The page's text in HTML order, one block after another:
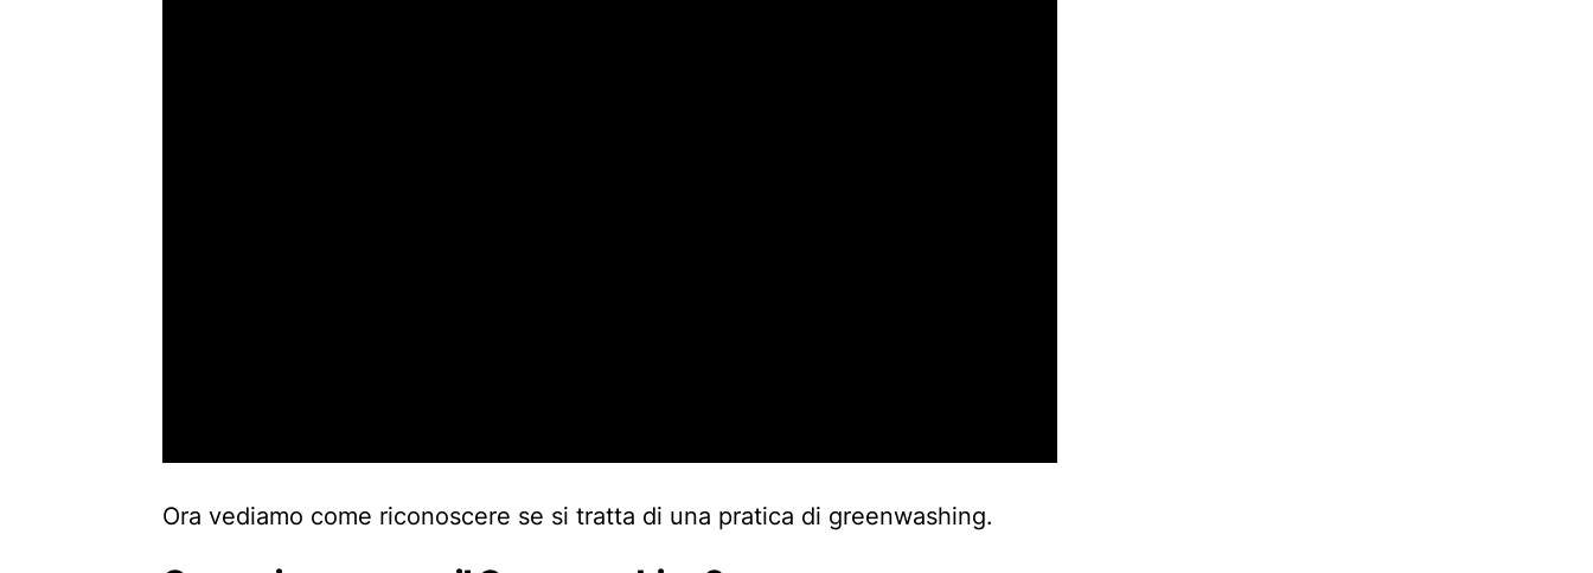
Ora vediamo come riconoscere se si tratta di una pratica di greenwashing.